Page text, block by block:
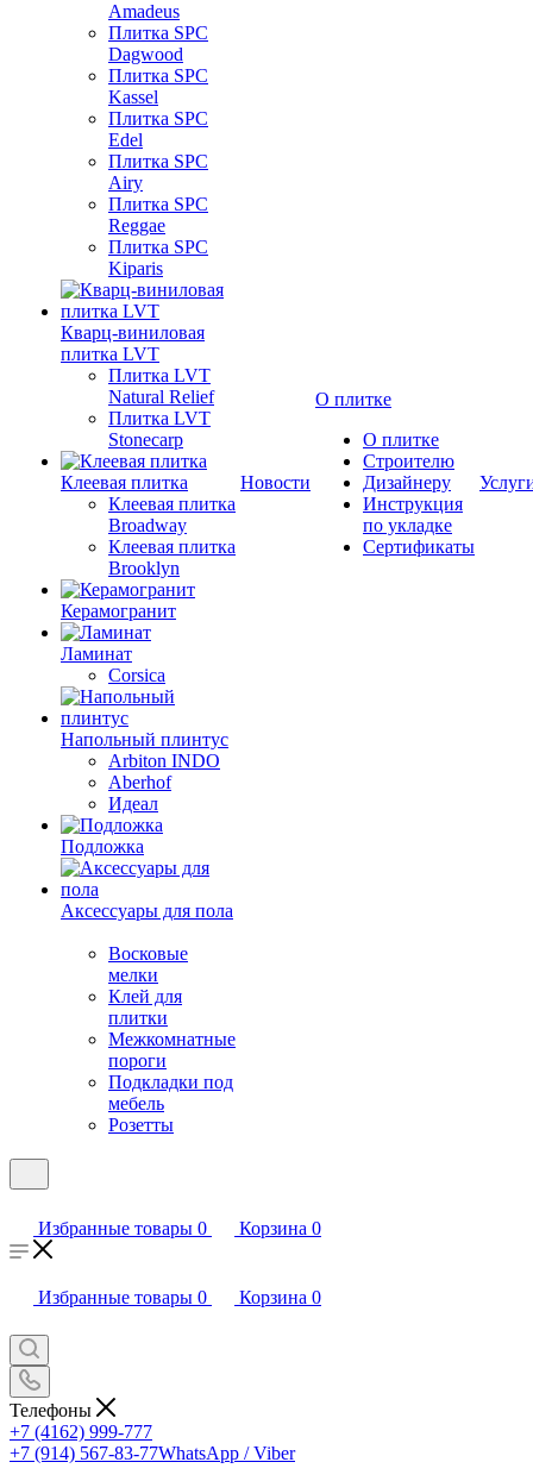
Amadeus
Плитка SPC
Dagwood
Плитка SPC
Kassel
Плитка SPC
Edel
Плитка SPC
Airy
Плитка SPC
Reggae
Плитка SPC
Kiparis
Кварц-виниловая
плитка LVT
Плитка LVT
Natural Relief
Плитка LVT
Stonecarp
Клеевая плитка
Клеевая плитка
Broadway
Клеевая плитка
Brooklyn
Керамогранит
Ламинат
Corsica
Напольный плинтус
Arbiton INDO
Aberhof
Идеал
Подложка
Аксессуары для пола
Восковые
мелки
Клей для
плитки
Межкомнатные
пороги
Подкладки под
мебель
Розетты
Новости
О плитке
О плитке
Строителю
Дизайнеру
Инструкция
по укладке
Сертификаты
Избранные товары 0 Корзина 0
Избранные товары 0 Корзина 0
Телефоны
+7 (4162) 999-777
+7 (914) 567-83-77WhatsApp / Viber